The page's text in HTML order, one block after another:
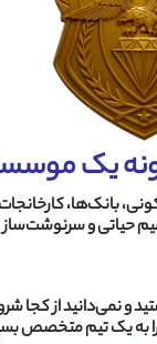
یک
بانک‌ها،
حیاتی و
نمی‌دانید از کجا
به یک تیم متخصص